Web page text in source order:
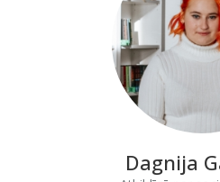
Dagnija